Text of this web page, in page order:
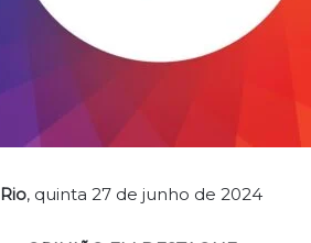
Rio, quinta 27 de junho de 2024